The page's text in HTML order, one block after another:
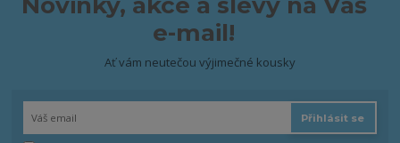
e-mail!
Ať vám neutečou výjimečné kousky
Přihlásit se